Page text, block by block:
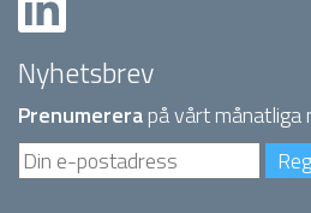
Nyhetsbrev
Prenumererapå vårt månatliga